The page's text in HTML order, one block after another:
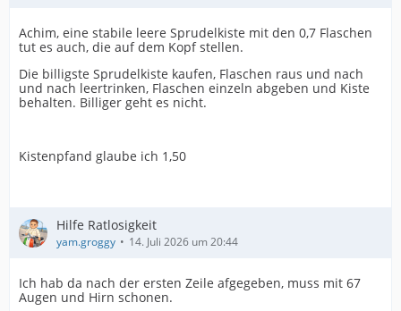
Achim, eine stabile leere Sprudelkiste mit den 0,7 Flaschen
tut es auch, die auf dem Kopf stellen.
Die billigste Sprudelkiste kaufen, Flaschen raus und nach
und nach leertrinken, Flaschen einzeln abgeben und Kiste
behalten. Billiger geht es nicht.
Kistenpfand glaube ich 1,50
Hilfe Ratlosigkeit
yam.groggy 14. Juli 2026 um 20:44
Ich hab da nach der ersten Zeile afgegeben, muss mit 67
Augen und Hirn schonen.